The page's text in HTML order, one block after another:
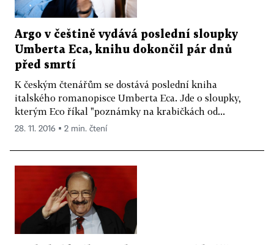
Argo v češtině vydává poslední sloupky
Umberta Eca, knihu dokončil pár dnů
před smrtí
K českým čtenářům se dostává poslední kniha
italského romanopisce Umberta Eca. Jde o sloupky,
kterým Eco říkal "poznámky na krabičkách od...
28. 11. 2016 ▪ 2 min. čtení